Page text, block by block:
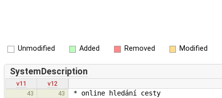
Unmodified Added Removed Modified
SystemDescription
v11
v12
43
43 * online hledání cesty